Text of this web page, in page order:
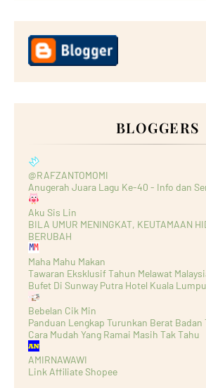
BLOGGERS
@RAFZANTOMOMI
Anugerah Juara Lagu Ke-40 - Info dan
Aku Sis Lin
BILA UMUR MENINGKAT, KEUTAMAAN
BERUBAH
Maha Mahu Makan
Tawaran Eksklusif Tahun Melawat
Bufet Di Sunway Putra Hotel Kuala
Bebelan Cik Min
Panduan Lengkap Turunkan Berat Badan
Cara Mudah Yang Ramai Masih Tak Tahu
AMIRNAWAWI
Link Affiliate Shopee